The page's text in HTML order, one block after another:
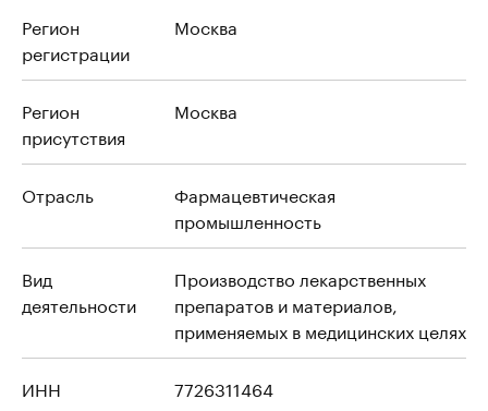
Регион
регистрации
Москва
Регион
присутствия
Москва
Отрасль
Фармацевтическая
промышленность
Вид
деятельности
Производство лекарственных
препаратов и материалов,
применяемых в медицинских целях
ИНН 7726311464